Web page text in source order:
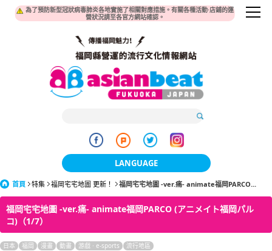
為了預防新型冠狀病毒肺炎各地實施了相關對應措施。有關各種活動·店鋪的運
營狀況請至各官方網站確認。
LANGUAGE
日本語
한국어
簡体中文
首頁 特集 福岡宅宅地圖 更新！ 福岡宅宅地圖 -ver.痛- animate福岡PARCO...
福岡宅宅地圖 -ver.痛- animate福岡PARCO (アニメイト福岡パル
コ)（1/7）
日本 福岡 漫畫 動畫 游戲 · e-sports 流行地區